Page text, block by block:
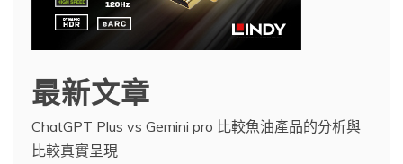
最新文章
ChatGPT Plus vs Gemini pro 比較魚油產品的分析與
比較真實呈現